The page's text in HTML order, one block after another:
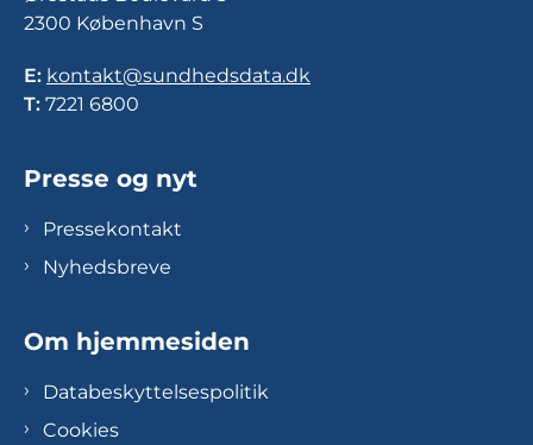
2300 København S
E: kontakt@sundhedsdata.dk
T: 7221 6800
Presse og nyt
Pressekontakt
Nyhedsbreve
Om hjemmesiden
Databeskyttelsespolitik
Cookies